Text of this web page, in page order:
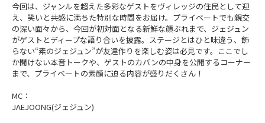
今回は、ジャンルを超えた多彩なゲストをヴィレッジの住民として迎
え、笑いと共感に満ちた特別な時間をお届け。プライベートでも親交
の深い面々から、今回が初対面となる新鮮な顔ぶれまで、ジェジュン
がゲストとディープな語り合いを披露。ステージとはひと味違う、飾
らない“素のジェジュン”が友達作りを楽しむ姿は必見です。ここでし
か聞けない本音トークや、ゲストのカバンの中身を公開するコーナー
まで、プライベートの素顔に迫る内容が盛りだくさん！
MC：
JAEJOONG(ジェジュン)